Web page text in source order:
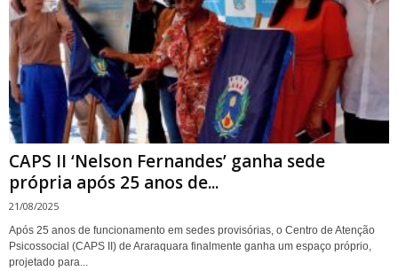
CAPS II ‘Nelson Fernandes’ ganha sede
própria após 25 anos de...
21/08/2025
Após 25 anos de funcionamento em sedes provisórias, o Centro de Atenção
Psicossocial (CAPS II) de Araraquara finalmente ganha um espaço próprio,
projetado para...